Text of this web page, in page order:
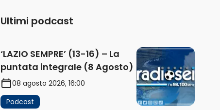
Ultimi podcast
‘LAZIO SEMPRE’ (13-16) – La
puntata integrale (8 Agosto)
08 agosto 2026, 16:00
Podcast